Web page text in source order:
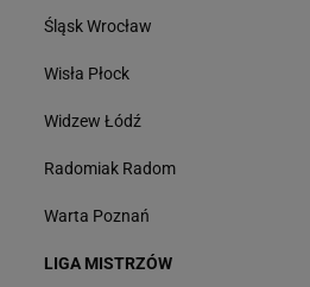
Śląsk Wrocław
Wisła Płock
Widzew Łódź
Radomiak Radom
Warta Poznań
LIGA MISTRZÓW